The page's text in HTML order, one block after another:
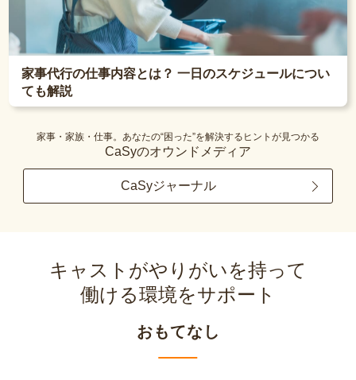
家事代行の仕事内容とは？ 一日のスケジュールについ
ても解説
家事・家族・仕事。あなたの“困った”を解決するヒントが見つかる
CaSyのオウンドメディア
CaSyジャーナル
キャストがやりがいを持って
働ける環境をサポート
おもてなし